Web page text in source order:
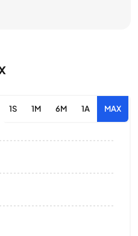
1S 1M 6M 1A MAX